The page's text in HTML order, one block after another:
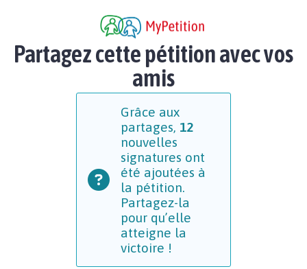
Partagez cette pétition avec vos
amis
Grâce aux
partages, 12
nouvelles
signatures ont
été ajoutées à
la pétition.
Partagez-la
pour qu’elle
atteigne la
victoire !